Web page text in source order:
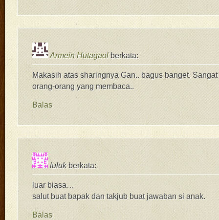
Armein Hutagaol berkata:
Makasih atas sharingnya Gan.. bagus banget.
orang-orang yang membaca..
Balas
luluk berkata:
luar biasa…
salut buat bapak dan takjub buat jawaban si anak.
Balas